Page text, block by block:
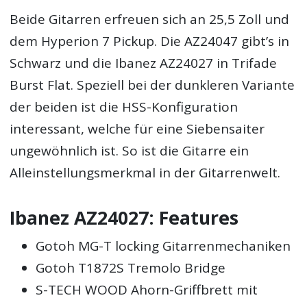
Beide Gitarren erfreuen sich an 25,5 Zoll und
dem Hyperion 7 Pickup. Die AZ24047 gibt’s in
Schwarz und die Ibanez AZ24027 in Trifade
Burst Flat. Speziell bei der dunkleren Variante
der beiden ist die HSS-Konfiguration
interessant, welche für eine Siebensaiter
ungewöhnlich ist. So ist die Gitarre ein
Alleinstellungsmerkmal in der Gitarrenwelt.
Ibanez AZ24027: Features
Gotoh MG-T locking Gitarrenmechaniken
Gotoh T1872S Tremolo Bridge
S-TECH WOOD Ahorn-Griffbrett mit